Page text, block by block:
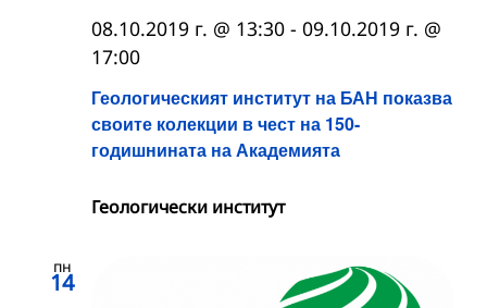
Геологическият институт на БАН показва
своите колекции в чест на 150-
годишнината на Академията
08.10.2019 г. @ 13:30 - 09.10.2019 г. @
17:00
Геологически институт
пн
14